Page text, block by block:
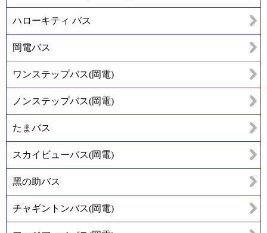
ハローキティ バス
岡電バス
ワンステップバス(岡電)
ノンステップバス(岡電)
たまバス
スカイビューバス(岡電)
黑の助バス
チャギントンバス(岡電)